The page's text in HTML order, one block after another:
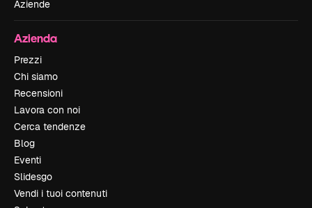
Aziende
Azienda
Prezzi
Chi siamo
Recensioni
Lavora con noi
Cerca tendenze
Blog
Eventi
Slidesgo
Vendi i tuoi contenuti